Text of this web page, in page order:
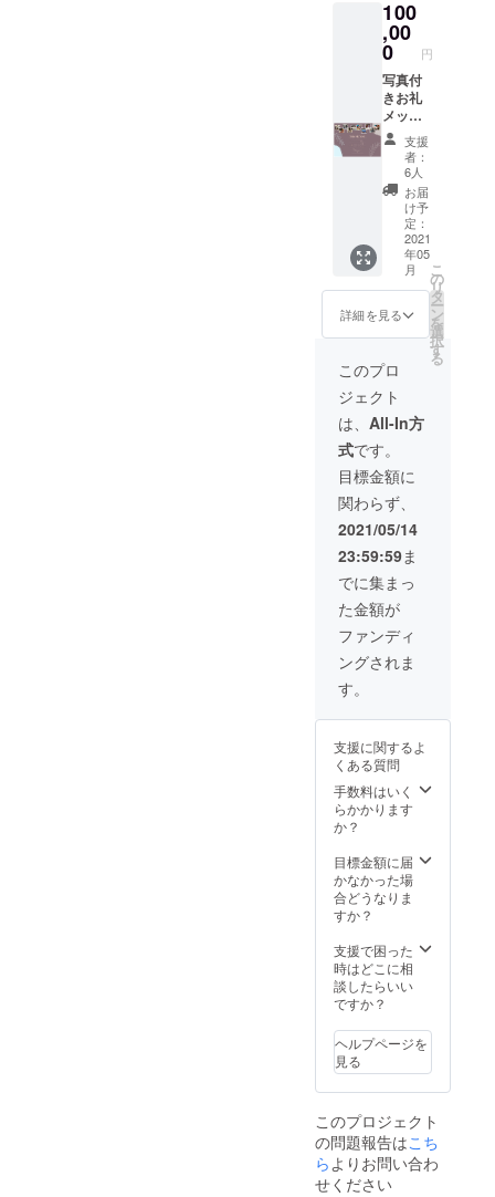
また
は、社
名をHP
掲載1年
間しま
す ＊HP
掲載1年
間(2021
年5月後
半頃か
ら
2022年
5月後半
頃ま
で） ご
希望のT
シャツ
のサイ
ズを備
ご記載
くださ
い
100
,00
0 円
写真付
きお礼
メッ
セー
ジ、ギ
フト
セット
(ペン、
ペアマ
グカッ
プ 、
コー
ヒー、T
シャ
ツ）HP
掲載1年
間、豪
華スポ
ンサー
パー
ティー
招待券
を送り
ます ご
希望のT
シャツ
のサイ
ズを備
考欄に
ご記載
くださ
い HP掲
載1年間
(2021年
ら
5月後半
頃ま
で）
「豪華
パー
ティー
」→日
終わり
次第8月
頃、ま
たは9月
定して
おりま
す。
支援
者：
6人
お届
け予
定：
2021
年05
月
詳細を見る
こ
の
リ
タ
ー
ン
を
選
択
す
る
このプロ
ジェクト
は、 All-In方
式です。
目標金額に
関わらず、
2021/05/14
23:59:59ま
でに集まっ
た金額が
ファンディ
ングされま
す。
支援に関するよ
くある質問
手数料はいく
らかかります
か？
目標金額に届
かなかった場
合どうなりま
すか？
支援で困った
時はどこに相
談したらいい
ですか？
ヘルプページを
見る
このプロジェクト
の問題報告はこち
らよりお問い合わ
せください